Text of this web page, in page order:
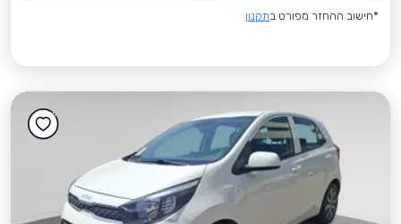
*חישוב ההחזר מפורט בתקנון